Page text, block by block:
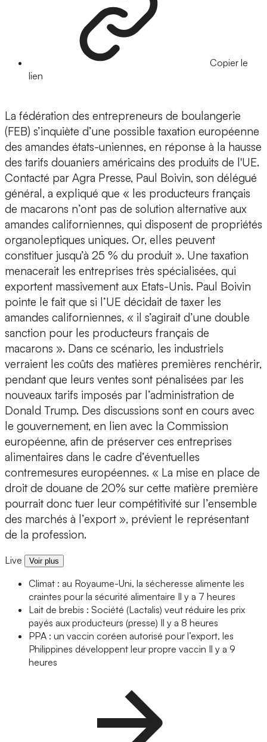
Copier le
lien
La fédération des entrepreneurs de boulangerie
(FEB) s’inquiète d’une possible taxation européenne
des amandes états-uniennes, en réponse à la hausse
des tarifs douaniers américains des produits de l'UE.
Contacté par Agra Presse, Paul Boivin, son délégué
général, a expliqué que « les producteurs français
de macarons n’ont pas de solution alternative aux
amandes californiennes, qui disposent de propriétés
organoleptiques uniques. Or, elles peuvent
constituer jusqu’à 25 % du produit ». Une taxation
menacerait les entreprises très spécialisées, qui
exportent massivement aux Etats-Unis. Paul Boivin
pointe le fait que si l’UE décidait de taxer les
amandes californiennes, « il s’agirait d’une double
sanction pour les producteurs français de
macarons ». Dans ce scénario, les industriels
verraient les coûts des matières premières renchérir,
pendant que leurs ventes sont pénalisées par les
nouveaux tarifs imposés par l’administration de
Donald Trump. Des discussions sont en cours avec
le gouvernement, en lien avec la Commission
européenne, afin de préserver ces entreprises
alimentaires dans le cadre d’éventuelles
contremesures européennes. « La mise en place de
droit de douane de 20% sur cette matière première
pourrait donc tuer leur compétitivité sur l’ensemble
des marchés à l’export », prévient le représentant
de la profession.
Live Voir plus
Climat : au Royaume-Uni, la sécheresse alimente les
craintes pour la sécurité alimentaire Il y a 7 heures
Lait de brebis : Société (Lactalis) veut réduire les prix
payés aux producteurs (presse) Il y a 8 heures
PPA : un vaccin coréen autorisé pour l’export, les
Philippines développent leur propre vaccin Il y a 9
heures